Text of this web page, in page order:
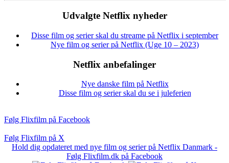
Udvalgte Netflix nyheder
Disse film og serier skal du streame på Netflix i september
Nye film og serier på Netflix (Uge 10 – 2023)
Netflix anbefalinger
Nye danske film på Netflix
Disse film og serier skal du se i juleferien
Følg Flixfilm på Facebook
Følg Flixfilm på X
Hold dig opdateret med nye film og serier på Netflix Danmark -
Følg Flixfilm.dk på Facebook